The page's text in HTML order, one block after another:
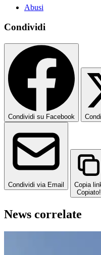
Abusi
Condividi
Condividi su Facebook
Condividi via Email
Copia
Copiato!
News correlate